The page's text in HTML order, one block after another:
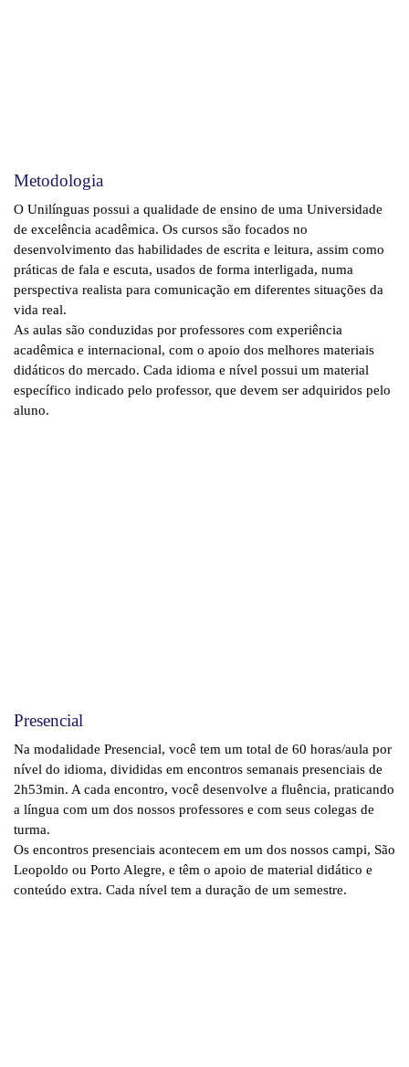
Metodologia
O Unilínguas possui a qualidade de ensino de uma Universidade
de excelência acadêmica. Os cursos são focados no
desenvolvimento das habilidades de escrita e leitura, assim como
práticas de fala e escuta, usados de forma interligada, numa
perspectiva realista para comunicação em diferentes situações da
vida real.
As aulas são conduzidas por professores com experiência
acadêmica e internacional, com o apoio dos melhores materiais
didáticos do mercado. Cada idioma e nível possui um material
específico indicado pelo professor, que devem ser adquiridos pelo
aluno.
Presencial
Na modalidade Presencial, você tem um total de 60 horas/aula por
nível do idioma, divididas em encontros semanais presenciais de
2h53min. A cada encontro, você desenvolve a fluência, praticando
a língua com um dos nossos professores e com seus colegas de
turma.
Os encontros presenciais acontecem em um dos nossos campi, São
Leopoldo ou Porto Alegre, e têm o apoio de material didático e
conteúdo extra. Cada nível tem a duração de um semestre.